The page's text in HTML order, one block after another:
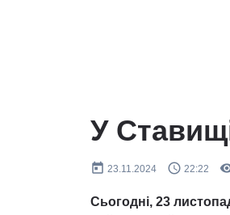
У
today 23.11.2024 query_builder 22:22
Сьогодні, 23